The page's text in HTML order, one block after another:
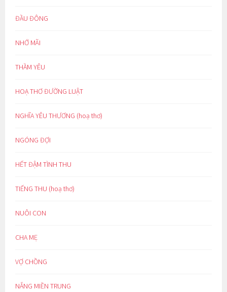
ĐẦU ĐÔNG
NHỚ MÃI
THẦM YÊU
HOẠ THƠ ĐƯỜNG LUẬT
NGHĨA YÊU THƯƠNG (hoạ thơ)
NGÓNG ĐỢI
HẾT ĐẬM TÌNH THU
TIẾNG THU (hoạ thơ)
NUÔI CON
CHA MẸ
VỢ CHỒNG
NẮNG MIỀN TRUNG